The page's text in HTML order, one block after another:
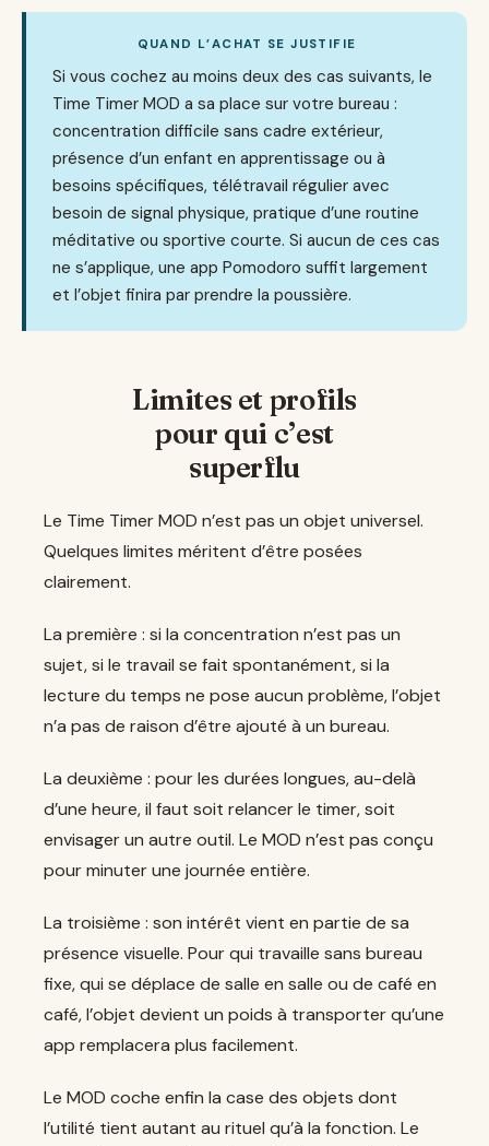
QUAND L’ACHAT SE JUSTIFIE
Si vous cochez au moins deux des cas suivants, le
Time Timer MOD a sa place sur votre bureau :
concentration difficile sans cadre extérieur,
présence d’un enfant en apprentissage ou à
besoins spécifiques, télétravail régulier avec
besoin de signal physique, pratique d’une routine
méditative ou sportive courte. Si aucun de ces cas
ne s’applique, une app Pomodoro suffit largement
et l’objet finira par prendre la poussière.
Limites et profils
pour qui c’est
superflu
Le Time Timer MOD n’est pas un objet universel.
Quelques limites méritent d’être posées
clairement.
La première : si la concentration n’est pas un
sujet, si le travail se fait spontanément, si la
lecture du temps ne pose aucun problème, l’objet
n’a pas de raison d’être ajouté à un bureau.
La deuxième : pour les durées longues, au-delà
d’une heure, il faut soit relancer le timer, soit
envisager un autre outil. Le MOD n’est pas conçu
pour minuter une journée entière.
La troisième : son intérêt vient en partie de sa
présence visuelle. Pour qui travaille sans bureau
fixe, qui se déplace de salle en salle ou de café en
café, l’objet devient un poids à transporter qu’une
app remplacera plus facilement.
Le MOD coche enfin la case des objets dont
l’utilité tient autant au rituel qu’à la fonction. Le